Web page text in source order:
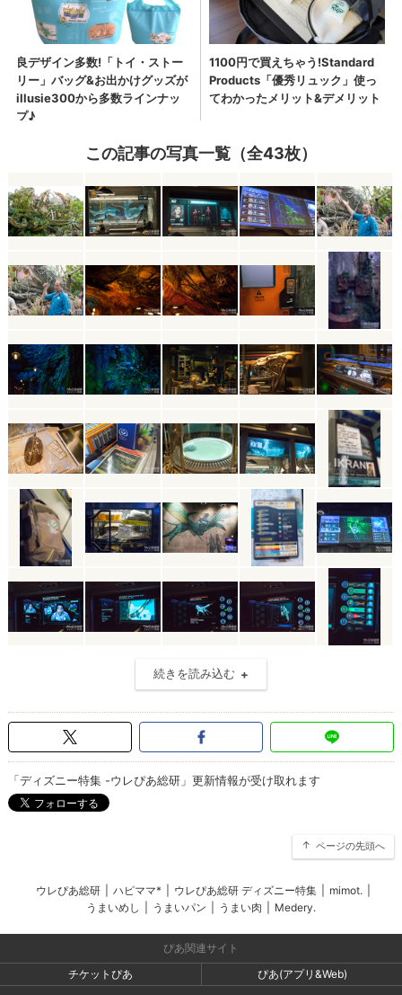
この記事の写真一覧（全43枚）
続きを読み込む
「ディズニー特集 -ウレぴあ総研」更新情報が受け取れます
ページの先頭へ
ウレぴあ総研 ハピママ* ウレぴあ総研 ディズニー特集 mimot.
うまいめし
うまいパン うまい肉 Medery.
ぴあ関連サイト
チケットぴあ
ぴあ(アプリ&Web)